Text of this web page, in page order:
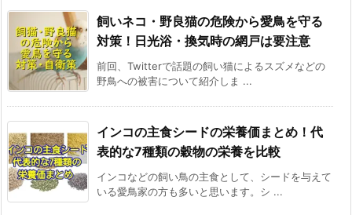
飼いネコ・野良猫の危険から愛鳥を守る
対策！日光浴・換気時の網戸は要注意
前回、Twitterで話題の飼い猫によるスズメなどの
野鳥への被害について紹介しま ...
インコの主食シードの栄養価まとめ！代
表的な7種類の穀物の栄養を比較
インコなどの飼い鳥の主食として、シードを与えて
いる愛鳥家の方も多いと思います。シ ...